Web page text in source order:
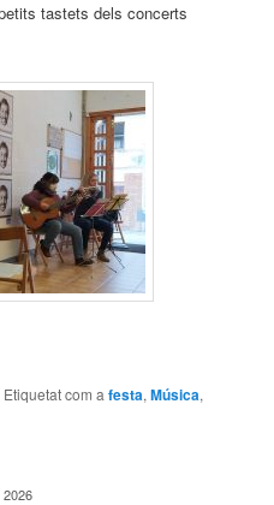
tastets dels concerts
Etiquetat com a festa,Música,